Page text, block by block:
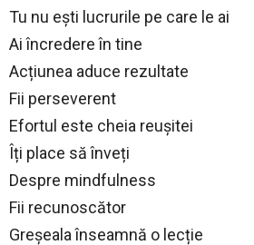
Tu nu ești lucrurile pe care le ai
Ai încredere în tine
Acțiunea aduce rezultate
Fii perseverent
Efortul este cheia reușitei
Îți place să înveți
Despre mindfulness
Fii recunoscător
Greșeala înseamnă o lecție